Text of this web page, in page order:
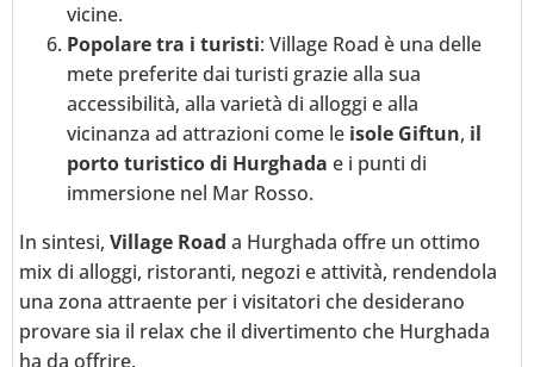
vicine.
Popolare tra i turisti: Village Road è una delle
mete preferite dai turisti grazie alla sua
accessibilità, alla varietà di alloggi e alla
vicinanza ad attrazioni come le isole Giftun, il
porto turistico di Hurghada e i punti di
immersione nel Mar Rosso.
In sintesi, Village Road a Hurghada offre un ottimo
mix di alloggi, ristoranti, negozi e attività, rendendola
una zona attraente per i visitatori che desiderano
provare sia il relax che il divertimento che Hurghada
ha da offrire.